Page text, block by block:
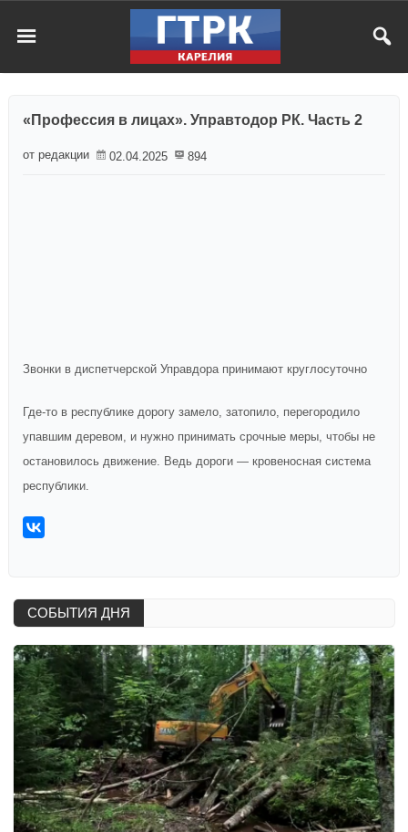
«Профессия в лицах». Управтодор РК. Часть 2
от редакции 02.04.2025 894
Звонки в диспетчерской Управдора принимают круглосуточно
Где-то в республике дорогу замело, затопило, перегородило
упавшим деревом, и нужно принимать срочные меры, чтобы не
остановилось движение. Ведь дороги — кровеносная система
республики.
СОБЫТИЯ ДНЯ